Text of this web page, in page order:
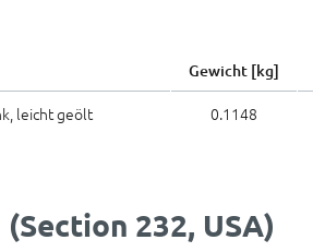
Gewicht [kg]
leicht geölt 0.1148
232, USA)